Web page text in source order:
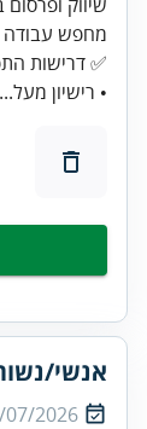
✅ דרישות
• רישיון מעל...
אנשי/
07/2026